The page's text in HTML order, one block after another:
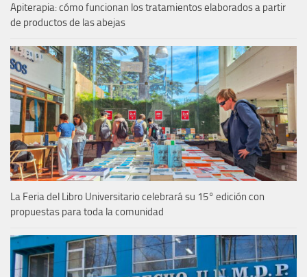
Apiterapia: cómo funcionan los tratamientos elaborados a partir
de productos de las abejas
La Feria del Libro Universitario celebrará su 15° edición con
propuestas para toda la comunidad